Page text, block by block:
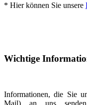
* Hier können Sie unsere
Wichtige
Informationen, die Sie